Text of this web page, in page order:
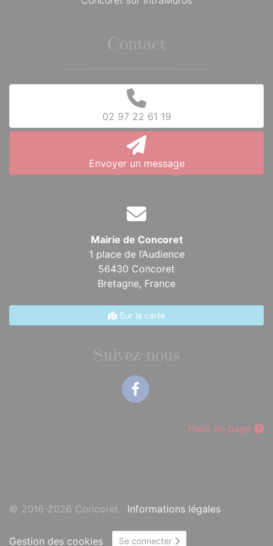
Contact
02 97 22 61 19
Envoyer un message
Mairie de Concoret
1 place de l’Audience
56430 Concoret
Bretagne, France
Sur la carte
Suivez-nous
Haut de page
© 2016-2026 Concoret Informations légales
Gestion des cookies Se connecter